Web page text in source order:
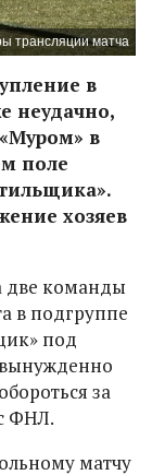
трансляции матча
в
неудачно,
в
поле
хозяев
две команды
в подгруппе
под
за
ФНЛ.
матчу